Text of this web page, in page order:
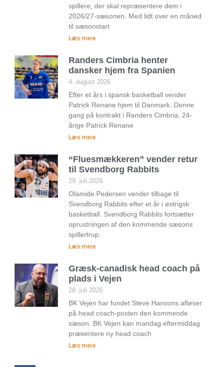
spillere, der skal repræsentere dem i
2026/27-sæsonen. Med lidt over en måned
til sæsonstart
Læs mere
Randers Cimbria henter
dansker hjem fra Spanien
4. august 2026
Efter et års i spansk basketball vender
Patrick Renane hjem til Danmark. Denne
gang på kontrakt i Randers Cimbria. 24-
årige Patrick Renane
Læs mere
“Fluesmækkeren” vender retur
til Svendborg Rabbits
29. juli 2026
Olamide Pedersen vender tilbage til
Svendborg Rabbits efter et år i østrigsk
basketball. Svendborg Rabbits fortsætter
oprustningen af den kommende sæsons
spillertrup.
Læs mere
Græsk-canadisk head coach på
plads i Vejen
28. juli 2026
BK Vejen har fundet Steve Hansons afløser
på head coach-posten den kommende
sæson. BK Vejen kan mandag eftermiddag
præsentere ny head coach
Læs mere